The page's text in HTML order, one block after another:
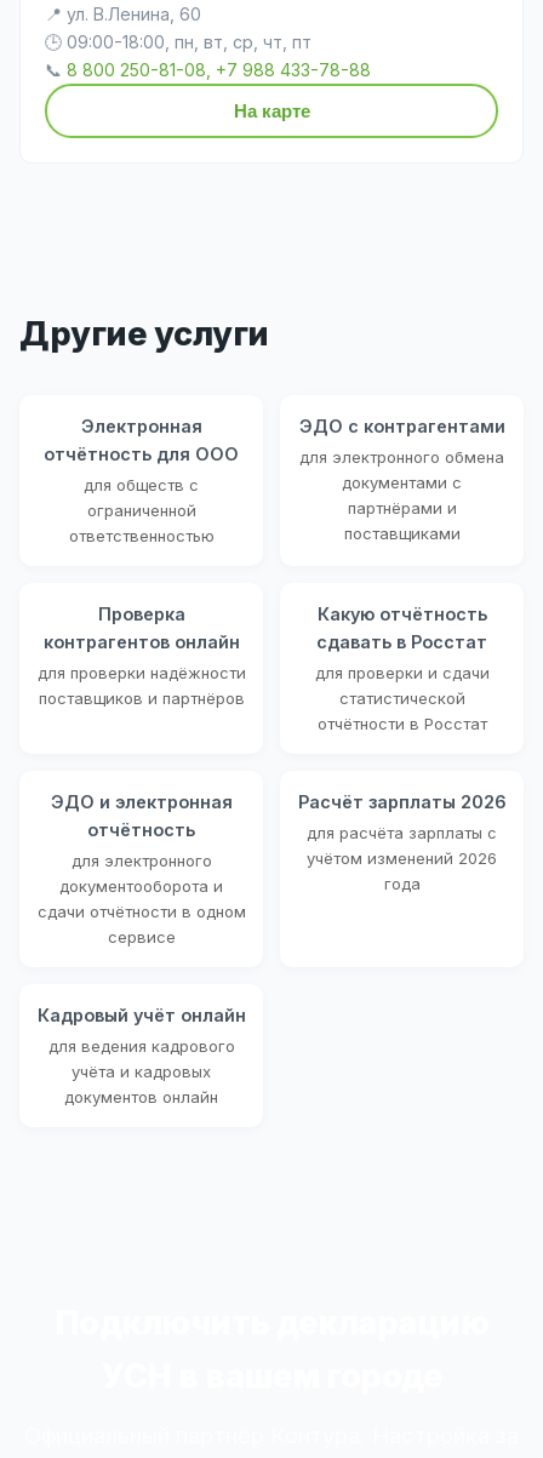
📍 ул. В.Ленина, 60
🕒 09:00-18:00, пн, вт, ср, чт, пт
📞 8 800 250-81-08, +7 988 433-78-88
На карте
Другие услуги
Электронная
отчётность для ООО
для обществ с
ограниченной
ответственностью
ЭДО с контрагентами
для электронного обмена
документами с
партнёрами и
поставщиками
Проверка
контрагентов онлайн
для проверки надёжности
поставщиков и партнёров
Какую отчётность
сдавать в Росстат
для проверки и сдачи
статистической
отчётности в Росстат
ЭДО и электронная
отчётность
для электронного
документооборота и
сдачи отчётности в одном
сервисе
Расчёт зарплаты 2026
для расчёта зарплаты с
учётом изменений 2026
года
Кадровый учёт онлайн
для ведения кадрового
учёта и кадровых
документов онлайн